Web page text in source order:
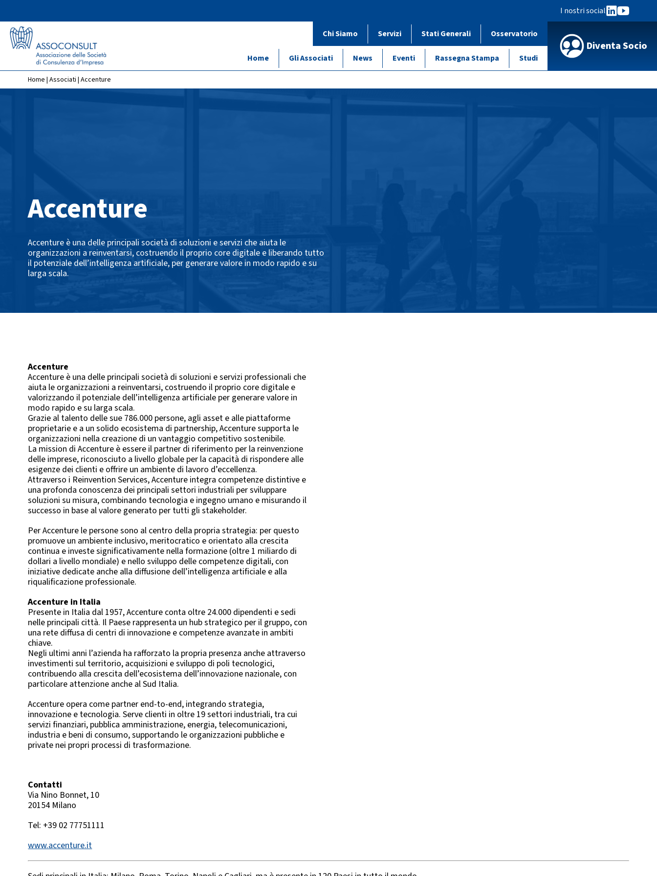
I nostri social
Chi Siamo Servizi Stati Generali Osservatorio
Home Gli Associati News Eventi Rassegna Stampa Studi
Diventa Socio
Home |Associati |Accenture
Accenture
Accenture è una delle principali società di soluzioni e servizi che aiuta le
organizzazioni a reinventarsi, costruendo il proprio core digitale e liberando tutto
il potenziale dell’intelligenza artificiale, per generare valore in modo rapido e su
larga scala.
Accenture
Accenture è una delle principali società di soluzioni e servizi professionali che
aiuta le organizzazioni a reinventarsi, costruendo il proprio core digitale e
valorizzando il potenziale dell’intelligenza artificiale per generare valore in
modo rapido e su larga scala.
Grazie al talento delle sue 786.000 persone, agli asset e alle piattaforme
proprietarie e a un solido ecosistema di partnership, Accenture supporta le
organizzazioni nella creazione di un vantaggio competitivo sostenibile.
La mission di Accenture è essere il partner di riferimento per la reinvenzione
delle imprese, riconosciuto a livello globale per la capacità di rispondere alle
esigenze dei clienti e offrire un ambiente di lavoro d’eccellenza.
Attraverso i Reinvention Services, Accenture integra competenze distintive e
una profonda conoscenza dei principali settori industriali per sviluppare
soluzioni su misura, combinando tecnologia e ingegno umano e misurando il
successo in base al valore generato per tutti gli stakeholder.
Per Accenture le persone sono al centro della propria strategia: per questo
promuove un ambiente inclusivo, meritocratico e orientato alla crescita
continua e investe significativamente nella formazione (oltre 1 miliardo di
dollari a livello mondiale) e nello sviluppo delle competenze digitali, con
iniziative dedicate anche alla diffusione dell’intelligenza artificiale e alla
riqualificazione professionale.
Accenture in Italia
Presente in Italia dal 1957, Accenture conta oltre 24.000 dipendenti e sedi
nelle principali città. Il Paese rappresenta un hub strategico per il gruppo, con
una rete diffusa di centri di innovazione e competenze avanzate in ambiti
chiave.
Negli ultimi anni l’azienda ha rafforzato la propria presenza anche attraverso
investimenti sul territorio, acquisizioni e sviluppo di poli tecnologici,
contribuendo alla crescita dell’ecosistema dell’innovazione nazionale, con
particolare attenzione anche al Sud Italia.
Accenture opera come partner end-to-end, integrando strategia,
innovazione e tecnologia. Serve clienti in oltre 19 settori industriali, tra cui
servizi finanziari, pubblica amministrazione, energia, telecomunicazioni,
industria e beni di consumo, supportando le organizzazioni pubbliche e
private nei propri processi di trasformazione.
Contatti
Via Nino Bonnet, 10
20154 Milano
Tel: +39 02 77751111
www.accenture.it
La tecnologia rappresenta una leva chiave per affrontare un contesto